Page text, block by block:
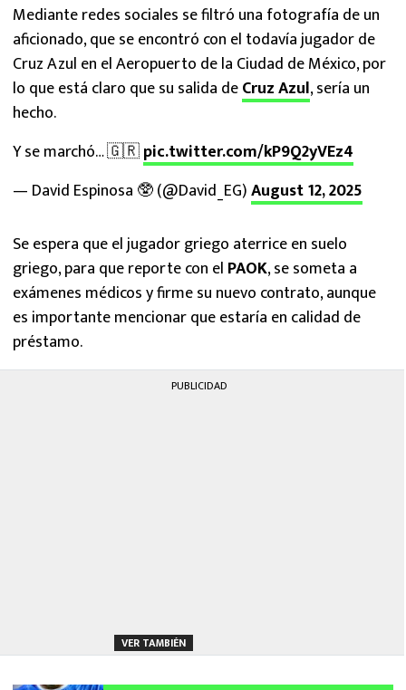
Mediante redes sociales se filtró una fotografía de un
aficionado, que se encontró con el todavía jugador de
Cruz Azul en el Aeropuerto de la Ciudad de México, por
lo que está claro que su salida deCruz Azul, sería un
hecho.
Y se marchó… 🇬🇷pic.twitter.com/kP9Q2yVEz4
— David Espinosa 🥸 (@David_EG)August 12, 2025
Se espera que el jugador griego aterrice en suelo
griego, para que reporte con el PAOK, se someta a
exámenes médicos y firme su nuevo contrato, aunque
es importante mencionar que estaría en calidad de
préstamo.
PUBLICIDAD
VER TAMBIÉN